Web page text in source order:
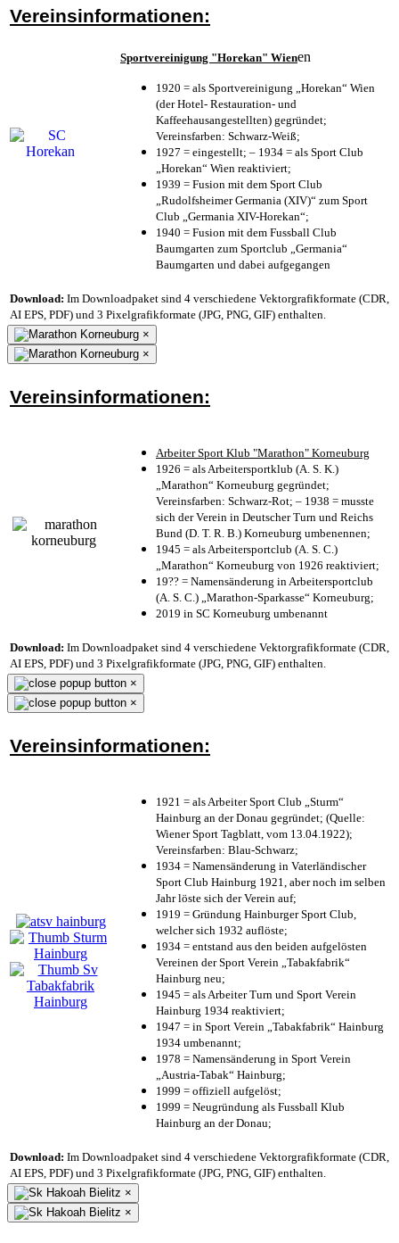
Vereinsinformationen:
Sportvereinigung "Horekan" Wienen
1920 = als Sportvereinigung „Horekan“ Wien
(der Hotel- Restauration- und
Kaffeehausangestellten) gegründet;
Vereinsfarben: Schwarz-Weiß;
1927 = eingestellt; – 1934 = als Sport Club
„Horekan“ Wien reaktiviert;
1939 = Fusion mit dem Sport Club
„Rudolfsheimer Germania (XIV)“ zum Sport
Club „Germania XIV-Horekan“;
1940 = Fusion mit dem Fussball Club
Baumgarten zum Sportclub „Germania“
Baumgarten und dabei aufgegangen
Download: Im Downloadpaket sind 4 verschiedene Vektorgrafikformate (CDR,
AI EPS, PDF) und 3 Pixelgrafikformate (JPG, PNG, GIF) enthalten.
×
×
Vereinsinformationen:
Arbeiter Sport Klub "Marathon" Korneuburg
1926 = als Arbeitersportklub (A. S. K.)
„Marathon“ Korneuburg gegründet;
Vereinsfarben: Schwarz-Rot; – 1938 = musste
sich der Verein in Deutscher Turn und Reichs
Bund (D. T. R. B.) Korneuburg umbenennen;
1945 = als Arbeitersportclub (A. S. C.)
„Marathon“ Korneuburg von 1926 reaktiviert;
19?? = Namensänderung in Arbeitersportclub
(A. S. C.) „Marathon-Sparkasse“ Korneuburg;
2019 in SC Korneuburg umbenannt
Download: Im Downloadpaket sind 4 verschiedene Vektorgrafikformate (CDR,
AI EPS, PDF) und 3 Pixelgrafikformate (JPG, PNG, GIF) enthalten.
×
×
Vereinsinformationen:
1921 = als Arbeiter Sport Club „Sturm“
Hainburg an der Donau gegründet; (Quelle:
Wiener Sport Tagblatt, vom 13.04.1922);
Vereinsfarben: Blau-Schwarz;
1934 = Namensänderung in Vaterländischer
Sport Club Hainburg 1921, aber noch im selben
Jahr löste sich der Verein auf;
1919 = Gründung Hainburger Sport Club,
welcher sich 1932 auflöste;
1934 = entstand aus den beiden aufgelösten
Vereinen der Sport Verein „Tabakfabrik“
Hainburg neu;
1945 = als Arbeiter Turn und Sport Verein
Hainburg 1934 reaktiviert;
1947 = in Sport Verein „Tabakfabrik“ Hainburg
1934 umbenannt;
1978 = Namensänderung in Sport Verein
„Austria-Tabak“ Hainburg;
1999 = offiziell aufgelöst;
1999 = Neugründung als Fussball Klub
Hainburg an der Donau;
Download: Im Downloadpaket sind 4 verschiedene Vektorgrafikformate (CDR,
AI EPS, PDF) und 3 Pixelgrafikformate (JPG, PNG, GIF) enthalten.
×
×